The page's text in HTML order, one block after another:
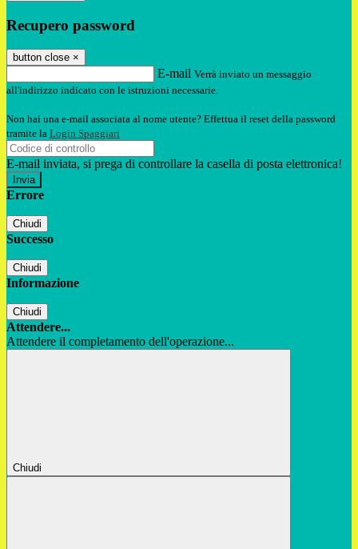
Recupero password
button close ×
E-mail Verrà inviato un messaggio
all'indirizzo indicato con le istruzioni necessarie.
Non hai una e-mail associata al nome utente? Effettua il reset della password
tramite la Login Spaggiari
E-mail inviata, si prega di controllare la casella di posta elettronica!
Errore
Chiudi
Successo
Chiudi
Informazione
Chiudi
Attendere...
Attendere il completamento dell'operazione...
Chiudi